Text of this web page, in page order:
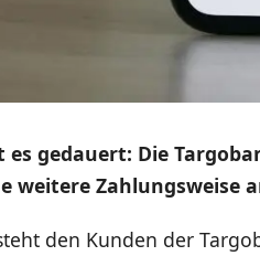
es gedauert: Die
weitere Zahlungsweise
den Kunden der